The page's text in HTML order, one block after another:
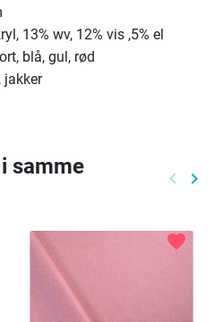
13% wv, 12% vis ,5% el
blå, gul, rød
jakker
samme
keyboard_arrow_left keyboard_arrow_right
favorite